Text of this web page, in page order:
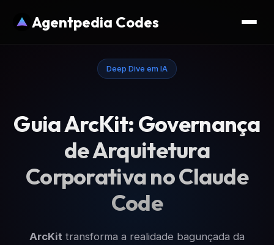
Agentpedia Codes
Deep Dive em IA
Guia ArcKit: Governança
de Arquitetura
Corporativa no Claude
Code
ArcKit transforma a realidade bagunçada da